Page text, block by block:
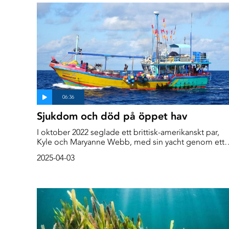
till proteinrikt fiskmjöl som sedan används som foder
till kycklingar, grisar och i fiskodlingar.
Sjukdom och död på öppet hav
I oktober 2022 seglade ett brittisk-amerikanskt par,
Kyle och Maryanne Webb, med sin yacht genom ett
och Seychellerna, strax söder om Saya de Malha Bank,
2025-04-03